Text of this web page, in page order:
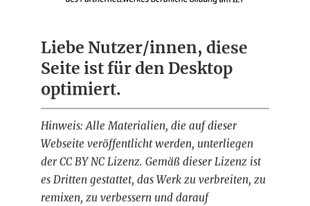
Liebe Nutzer/innen, diese
Seite ist für den Desktop
optimiert.
Hinweis: Alle Materialien, die auf dieser
Webseite veröffentlicht werden, unterliegen
der CC BY NC Lizenz. Gemäß dieser Lizenz ist
es Dritten gestattet, das Werk zu verbreiten, zu
remixen, zu verbessern und darauf